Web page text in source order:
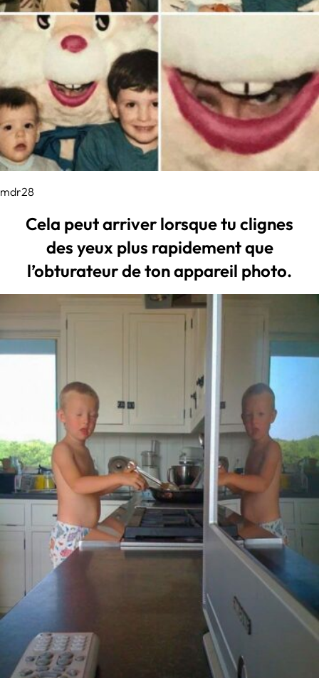
mdr28
Cela peut arriver lorsque tu clignes
des yeux plus rapidement que
l’obturateur de ton appareil photo.